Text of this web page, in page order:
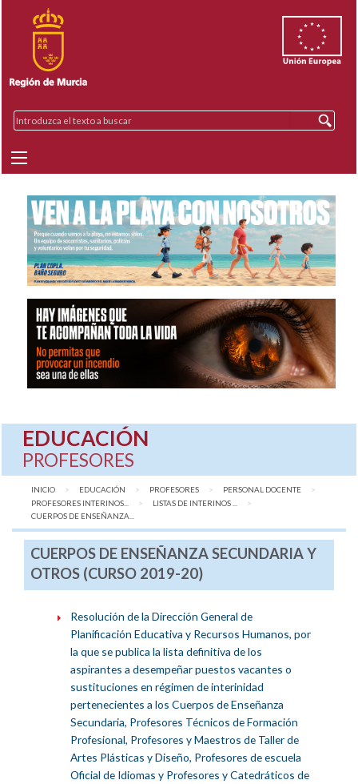
EDUCACIÓN
PROFESORES
INICIO EDUCACIÓN PROFESORES
PERSONAL DOCENTE
PROFESORES INTERINOS...
LISTAS DE INTERINOS ...
AQUÍ:
CUERPOS DE ENSEÑANZA...
CUERPOS DE ENSEÑANZA SECUNDARIA Y
OTROS (CURSO 2019-20)
Resolución de la Dirección General de
Planificación Educativa y Recursos Humanos, por
la que se publica la lista definitiva de los
aspirantes a desempeñar puestos vacantes o
sustituciones en régimen de interinidad
pertenecientes a los Cuerpos de Enseñanza
Secundaria, Profesores Técnicos de Formación
Profesional, Profesores y Maestros de Taller de
Artes Plásticas y Diseño, Profesores de escuela
Oficial de Idiomas y Profesores y Catedráticos de